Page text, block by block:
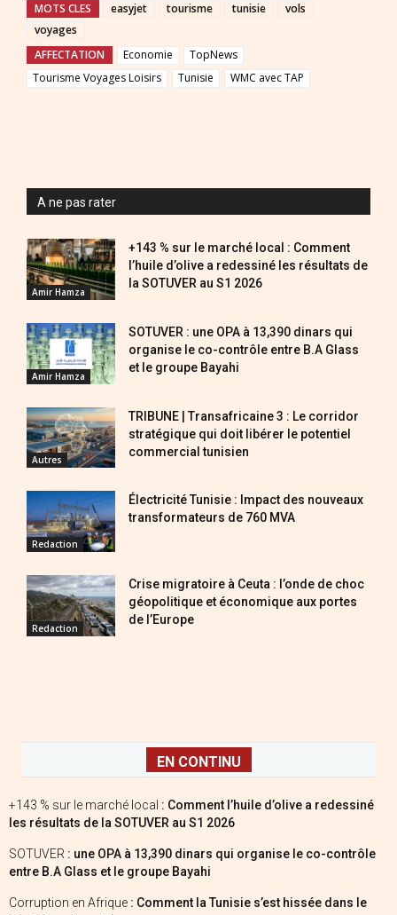
MOTS CLES easyjet tourisme tunisie
vols
voyages
AFFECTATION
Economie
TopNews
Tourisme Voyages Loisirs
Tunisie WMC avec TAP
A ne pas rater
Amir Hamza
+143 % sur le marché local : Comment
l’huile d’olive a redessiné les résultats de
la SOTUVER au S1 2026
Amir Hamza
SOTUVER : une OPA à 13,390 dinars qui
organise le co-contrôle entre B.A Glass
et le groupe Bayahi
Autres
TRIBUNE | Transafricaine 3 : Le corridor
stratégique qui doit libérer le potentiel
commercial tunisien
Redaction
Électricité Tunisie : Impact des nouveaux
transformateurs de 760 MVA
Redaction
Crise migratoire à Ceuta : l’onde de choc
géopolitique et économique aux portes
de l’Europe
EN CONTINU
+143 % sur le marché local : Comment l’huile d’olive a redessiné
les résultats de la SOTUVER au S1 2026
SOTUVER : une OPA à 13,390 dinars qui organise le co-contrôle
entre B.A Glass et le groupe Bayahi
Corruption en Afrique : Comment la Tunisie s’est hissée dans le